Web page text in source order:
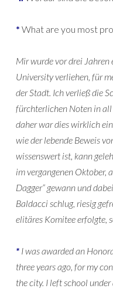
* What are you most
Mir wurde vor drei
University verliehen, für
der Stadt. Ich verließ die
fürchterlichen Noten in all
daher war dies wirklich
wie der lebende Beweis
wissenswert ist, kann
im vergangenen Oktober,
Dagger“ gewann und
Baldacci schlug, riesig
elitäres Komitee erfolgte,
* I was awarded an
three years ago, for my
the city. I left school